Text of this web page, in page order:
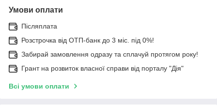
Умови оплати
Післяплата
Розстрочка від ОТП-банк до 3 міс. під 0%!
Забирай замовлення одразу та сплачуй протягом року!
Грант на розвиток власної справи від порталу "Дія"
Всі умови оплати